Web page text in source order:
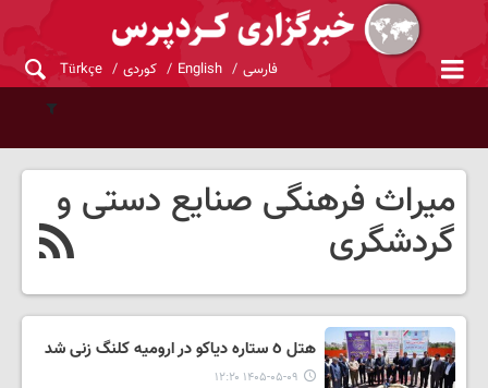
فارسی English کوردی Türkçe
میراث فرهنگی صنایع دستی و
گردشگری
هتل ٥ ستاره دیاکو در ارومیه کلنگ زنی شد
۱۴۰۵-۰۵-۰۹ ۱۲:۲۰